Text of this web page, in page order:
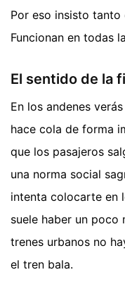
Por eso insisto
Funcionan en todas
El sentido de la
En los andenes
hace cola de forma
que los pasajeros
una norma social
intenta colocarte en
suele haber un poco
trenes urbanos no
el tren bala.